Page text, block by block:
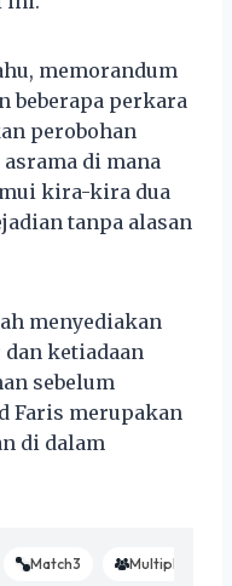
memorandum
beberapa perkara
perobohan
di mana
kira-kira dua
tanpa alasan
menyediakan
ketiadaan
sebelum
Faris merupakan
di dalam